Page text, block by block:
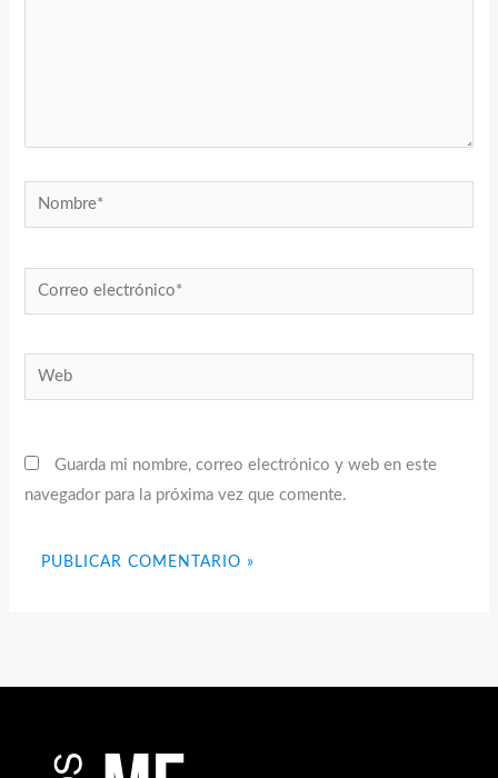
Nombre*
Correo
electrónico*
Web
Guarda mi nombre, correo electrónico y web en este
navegador para la próxima vez que comente.